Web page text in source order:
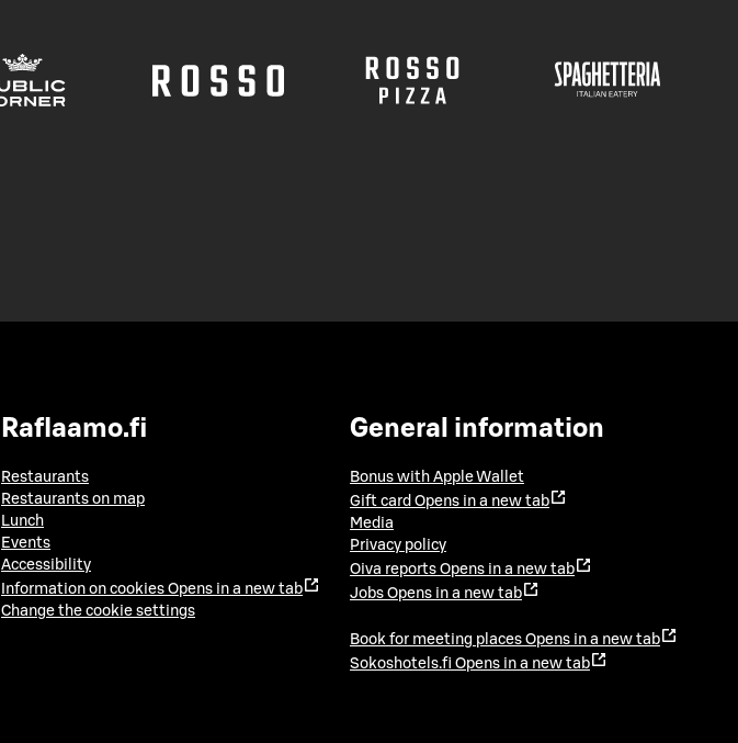
Raflaamo.fi
Restaurants
Restaurants on map
Lunch
Events
Accessibility
Information on cookies Opens in a new tab
Change the cookie settings
General information
Bonus with Apple Wallet
Gift card Opens in a new tab
Media
Privacy policy
Oiva reports Opens in a new tab
Jobs Opens in a new tab
Book for meeting places Opens in a new tab
Sokoshotels.fi Opens in a new tab